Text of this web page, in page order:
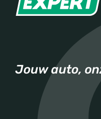
Jouw auto,